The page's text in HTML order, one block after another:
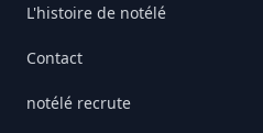
L'histoire de notélé
Contact
notélé recrute